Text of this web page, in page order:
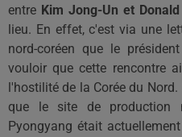
entre Kim Jong-Un et Donald
lieu. En effet, c'est via une
nord-coréen que le
vouloir que cette rencontre
l'hostilité de la Corée du Nord.
que le site de production
Pyongyang était